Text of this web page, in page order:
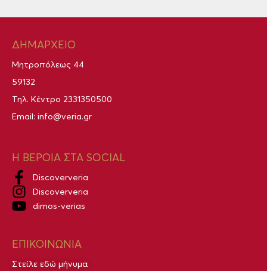
ΔΗΜΑΡΧΕΙΟ
Μητροπόλεως 44
59132
Τηλ. Κέντρο 2331350500
Email: info@veria.gr
Η ΒΕΡΟΙΑ ΣΤΑ SOCIAL
Discoververia
Discoververia
dimos-verias
ΕΠΙΚΟΙΝΩΝΙΑ
Στείλε εδώ μήνυμα